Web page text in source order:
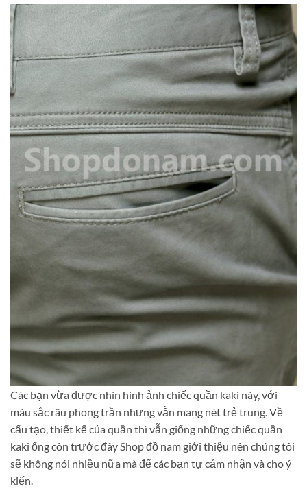
Các bạn vừa được nhìn hình ảnh chiếc quần kaki này, với
màu sắc râu phong trần nhưng vẫn mang nét trẻ trung. Về
cấu tạo, thiết kế của quần thì vẫn giống những chiếc quần
kaki ống côn trước đây Shop đồ nam giới thiệu nên chúng tôi
sẽ không nói nhiều nữa mà để các bạn tự cảm nhận và cho ý
kiến.